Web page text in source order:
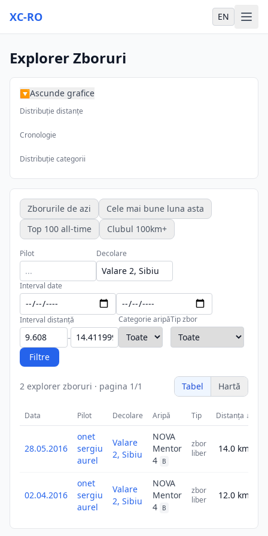
XC-RO EN
Explorer Zboruri
▶Ascunde grafice
Distribuție distanțe
Cronologie
Distribuție categorii
Zborurile de azi
Cele mai bune luna asta
Top 100 all-time
Clubul 100km+
Pilot Decolare
Interval date
Interval distanță
-
Categorie aripăTip zbor
Filtre
2 explorer zboruri · pagina 1/1 Tabel Hartă
Data Pilot Decolare Aripă Tip Distanța ↓
28.05.2016
onet
sergiu
aurel
Valare
2, Sibiu
NOVA
Mentor
4
B
zbor
liber
14.0 km
02.04.2016
onet
sergiu
aurel
Valare
2, Sibiu
NOVA
Mentor
4
B
zbor
liber
12.0 km